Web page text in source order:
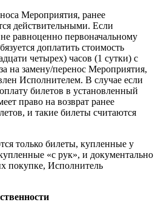
Мероприятия, ранее
действительными. Если
равноценно первоначальному
доплатить стоимость
четырех) часов (1 сутки) с
на замену/перенос Мероприятия,
Исполнителем. В случае если
билетов в установленный
право на возврат ранее
и такие билеты считаются
только билеты, купленные у
«с рук», и документально
покупке, Исполнитель